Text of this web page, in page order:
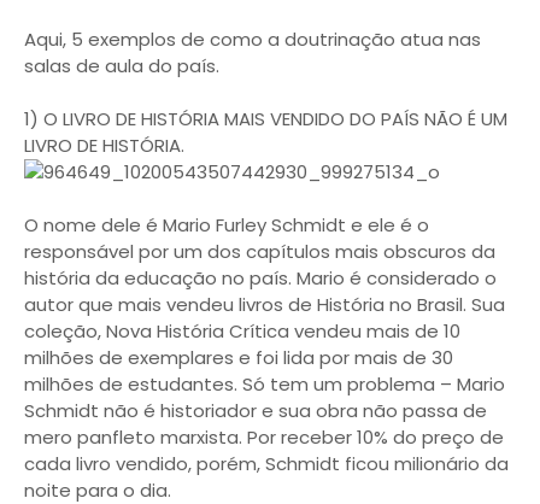
Aqui, 5 exemplos de como a doutrinação atua nas
salas de aula do país.
1) O LIVRO DE HISTÓRIA MAIS VENDIDO DO PAÍS NÃO É UM
LIVRO DE HISTÓRIA.
O nome dele é Mario Furley Schmidt e ele é o
responsável por um dos capítulos mais obscuros da
história da educação no país. Mario é considerado o
autor que mais vendeu livros de História no Brasil. Sua
coleção, Nova História Crítica vendeu mais de 10
milhões de exemplares e foi lida por mais de 30
milhões de estudantes. Só tem um problema – Mario
Schmidt não é historiador e sua obra não passa de
mero panfleto marxista. Por receber 10% do preço de
cada livro vendido, porém, Schmidt ficou milionário da
noite para o dia.